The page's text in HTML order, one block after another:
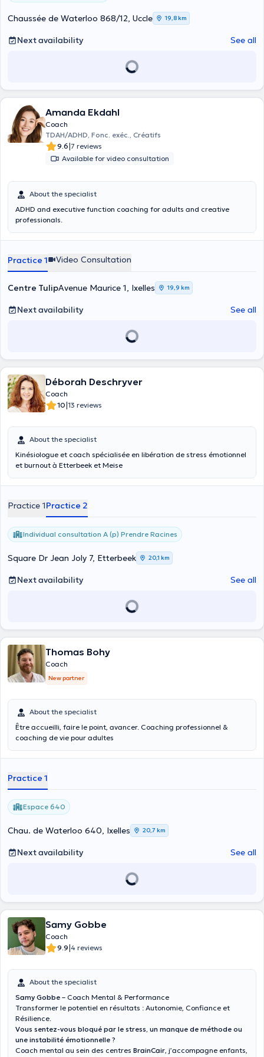
Chaussée de Waterloo 868/12, Uccle 19,8 km
Next availability See all
Amanda Ekdahl
Coach
TDAH/ADHD, Fonc. exéc., Créatifs
9.6|7 reviews
Available for video consultation
About the specialist
ADHD and executive function coaching for adults and creative
professionals.
Practice 1 Video Consultation
Centre TulipAvenue Maurice 1, Ixelles 19,9 km
Next availability See all
Déborah Deschryver
Coach
10|13 reviews
About the specialist
Kinésiologue et coach spécialisée en libération de stress émotionnel
et burnout à Etterbeek et Meise
Practice 1Practice 2
Individual consultation A (p) Prendre Racines
Square Dr Jean Joly 7, Etterbeek 20,1 km
Next availability See all
Thomas Bohy
Coach
New partner
About the specialist
Être accueilli, faire le point, avancer. Coaching professionnel &
coaching de vie pour adultes
Practice 1
Espace 640
Chau. de Waterloo 640, Ixelles 20,7 km
Next availability See all
Samy Gobbe
Coach
9.9|4 reviews
About the specialist
Samy Gobbe – Coach Mental & Performance
Transformer le potentiel en résultats : Autonomie, Confiance et
Résilience.
Vous sentez-vous bloqué par le stress, un manque de méthode ou
une instabilité émotionnelle ?
Coach mental au sein des centres BrainCair, j’accompagne enfants,